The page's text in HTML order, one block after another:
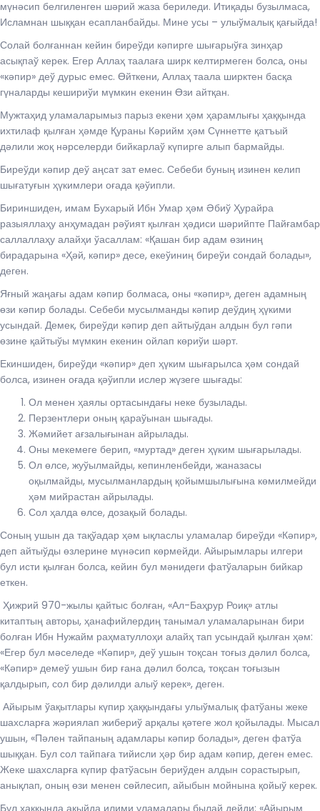
мүнәсип белгиленген шәрий жаза бериледи. Итиқады бузылмаса,
Исламнан шыққан есапланбайды. Мине усы – улыўмалық қағыйда!
Солай болғаннан кейин биреўди кәпирге шығарыўға зинҳар
асықпаў керек. Егер Аллаҳ таалаға ширк келтирмеген болса, оны
«кәпир» деў дурыс емес. Өйткени, Аллаҳ таала ширктен басқа
гүналарды кешириўи мүмкин екенин Өзи айтқан.
Мужтаҳид уламаларымыз парыз екени ҳәм ҳарамлығы ҳаққында
ихтилаф қылған ҳәмде Қураны Кәрийм ҳәм Сүннетте қатъый
дәлили жоқ нәрселерди бийкарлаў күпирге алып бармайды.
Биреўди кәпир деў аңсат зат емес. Себеби буның изинен келип
шығатуғын ҳүкимлери оғада қәўипли.
Бириншиден, имам Бухарый Ибн Умар ҳәм Әбиў Ҳурайра
разыяллаҳу анҳумадан рәўият қылған ҳәдиси шәрийпте Пайғамбар
саллаллаҳу алайҳи ўасаллам: «Қашан бир адам өзиниң
бирадарына «Ҳәй, кәпир» десе, екеўиниң биреўи сондай болады»,
деген.
Яғный жаңағы адам кәпир болмаса, оны «кәпир», деген адамның
өзи кәпир болады. Себеби мусылманды кәпир деўдиң ҳүкими
усындай. Демек, биреўди кәпир деп айтыўдан алдын бул гәпи
өзине қайтыўы мүмкин екенин ойлап көриўи шәрт.
Екиншиден, биреўди «кәпир» деп ҳүким шығарылса ҳәм сондай
болса, изинен оғада қәўипли ислер жүзеге шығады:
Ол менен ҳаялы ортасындағы неке бузылады.
Перзентлери оның қараўынан шығады.
Жәмийет ағзалығынан айрылады.
Оны мекемеге берип, «муртад» деген ҳүким шығарылады.
Ол өлсе, жуўылмайды, кепинленбейди, жаназасы
оқылмайды, мусылманлардың қойымшылығына көмилмейди
ҳәм мийрастан айрылады.
Сол ҳалда өлсе, дозақый болады.
Соның ушын да тақўадар ҳәм ықласлы уламалар биреўди «Кәпир»,
деп айтыўды өзлерине мүнәсип көрмейди. Айырымлары илгери
бул исти қылған болса, кейин бул мәнидеги фатўаларын бийкар
еткен.
Ҳижрий 970-жылы қайтыс болған, «Ал­-Баҳрур Роиқ» атлы
китаптың авторы, ҳанафийлердиң танымал уламаларынан бири
болған Ибн Нужайм раҳматуллоҳи алайҳ тап усындай қылған ҳәм:
«Егер бул мәселеде «Кәпир», деў ушын тоқсан тоғыз дәлил болса,
«Кәпир» демеў ушын бир ғана дәлил болса, тоқсан тоғызын
қалдырып, сол бир дәлилди алыў керек», деген.
Айырым ўақытлары күпир ҳаққындағы улыўмалық фатўаны жеке
шахсларға жәриялап жибериў арқалы қәтеге жол қойылады. Мысал
ушын, «Пәлен тайпаның адамлары кәпир болады», деген фатўа
шыққан. Бул сол тайпаға тийисли ҳәр бир адам кәпир, деген емес.
Жеке шахсларға күпир фатўасын бериўден алдын сорастырып,
анықлап, оның өзи менен сөйлесип, айыбын мойнына қойыў керек.
Бул ҳаққында ақыйда илими уламалары былай дейди: «Айырым